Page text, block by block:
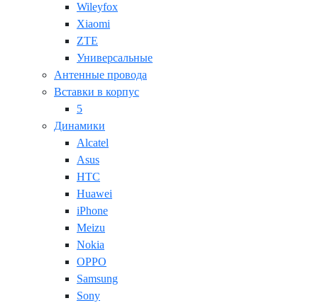
Wileyfox
Xiaomi
ZTE
Универсальные
Антенные провода
Вставки в корпус
5
Динамики
Alcatel
Asus
HTC
Huawei
iPhone
Meizu
Nokia
OPPO
Samsung
Sony